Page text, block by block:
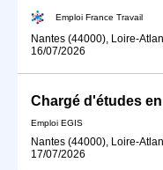
Emploi France Travail
Nantes (44000), Loire-
16/07/2026
Emploi EGIS
Nantes (44000), Loire-
17/07/2026